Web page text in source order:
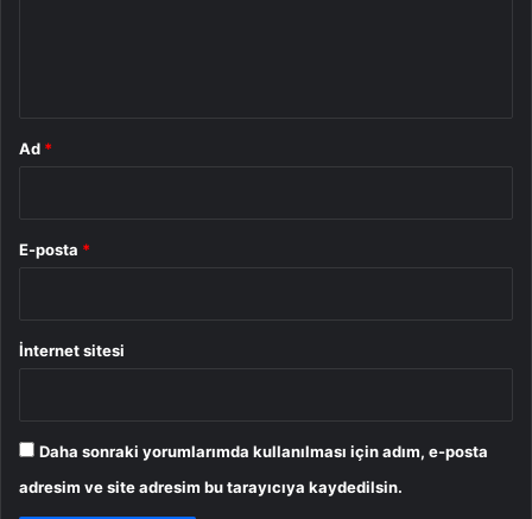
Ad *
E-posta *
İnternet sitesi
Daha sonraki yorumlarımda kullanılması için adım, e-posta
adresim ve site adresim bu tarayıcıya kaydedilsin.